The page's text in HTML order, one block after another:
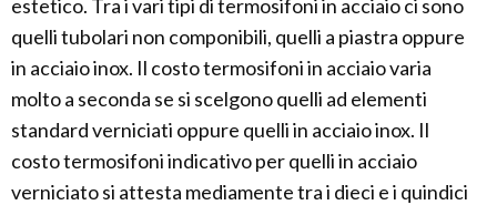
estetico. Tra i vari tipi di termosifoni in acciaio ci sono
quelli tubolari non componibili, quelli a piastra oppure
in acciaio inox. Il costo termosifoni in acciaio varia
molto a seconda se si scelgono quelli ad elementi
standard verniciati oppure quelli in acciaio inox. Il
costo termosifoni indicativo per quelli in acciaio
verniciato si attesta mediamente tra i dieci e i quindici